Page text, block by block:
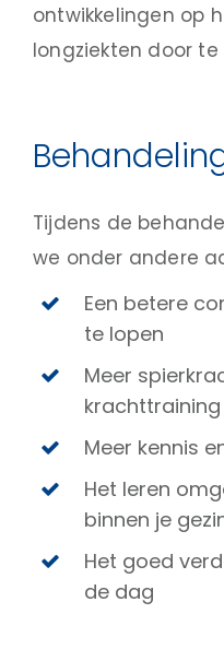
ontwikkelingen op
longziekten door te
Tijdens de
we onder andere
Een betere
te lopen
Meer
krachttraining
Meer kennis
Het leren
binnen je
Het goed
de dag